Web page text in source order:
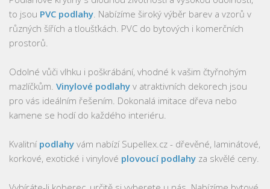
to jsou PVC podlahy . Nabízíme široký výběr barev a vzorů v
různých šířích a tloušťkách. PVC do bytových i komerčních
prostorů.
Odolné vůči vlhku i poškrábání, vhodné k vašim čtyřnohým
mazlíčkům. Vinylové podlahy v atraktivních dekorech jsou
pro vás ideálním řešením. Dokonalá imitace dřeva nebo
kamene se hodí do každého interiéru.
Kvalitní podlahy vám nabízí Supellex.cz - dřevěné, laminátové,
korkové, exotické i vinylové plovoucí podlahy za skvělé ceny.